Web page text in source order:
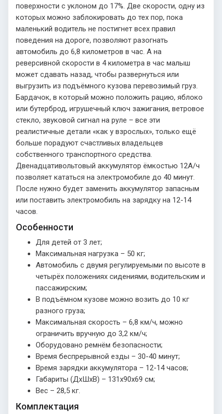
поверхности с уклоном до 17%. Две скорости, одну из
которых можно заблокировать до тех пор, пока
маленький водитель не постигнет всех правил
поведения на дороге, позволяют разогнать
автомобиль до 6,8 километров в час. А на
реверсивной скорости в 4 километра в час малыш
может сдавать назад, чтобы развернуться или
выгрузить из подъёмного кузова перевозимый груз.
Бардачок, в который можно положить рацию, яблоко
или бутерброд, игрушечный ключ зажигания, ветровое
стекло, звуковой сигнал на руле – все эти
реалистичные детали «как у взрослых», только ещё
больше порадуют счастливых владельцев
собственного транспортного средства.
Двенадцативольтовый аккумулятор ёмкостью 12А/ч
позволяет кататься на электромобиле до 40 минут.
После нужно будет заменить аккумулятор запасным
или поставить электромобиль на зарядку на 12-14
часов.
Особенности
Для детей от 3 лет;
Максимальная нагрузка – 50 кг;
Автомобиль с двумя регулируемыми по высоте в
четырёх положениях сидениями, водительским и
пассажирским;
В подъёмном кузове можно возить до 10 кг
разного груза;
Максимальная скорость – 6,8 км/ч, можно
ограничить вручную до 3,2 км/ч;
Оборудовано ремнём безопасности;
Время беспрерывной езды – 30-40 минут;
Время зарядки аккумулятора – 12-14 часов;
Габариты (ДхШхВ) – 131х90х69 см;
Вес – 28,5 кг.
Комплектация